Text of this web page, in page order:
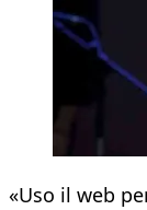
«Uso il web